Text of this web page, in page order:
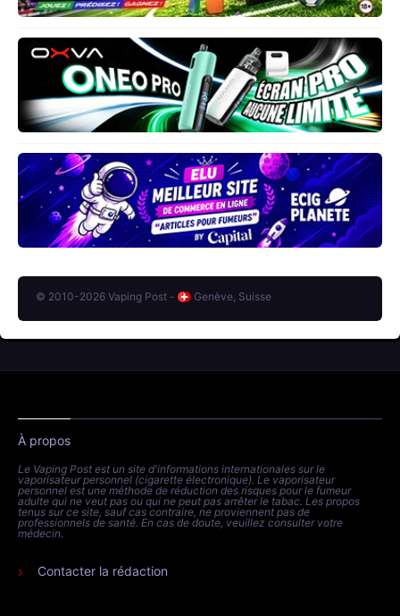
© 2010-2026 Vaping Post - Genève, Suisse
À propos
Le Vaping Post est un site d'informations internationales sur le
vaporisateur personnel (cigarette électronique). Le vaporisateur
personnel est une méthode de réduction des risques pour le fumeur
adulte qui ne veut pas ou qui ne peut pas arrêter le tabac. Les propos
tenus sur ce site, sauf cas contraire, ne proviennent pas de
professionnels de santé. En cas de doute, veuillez consulter votre
médecin.
Contacter la rédaction